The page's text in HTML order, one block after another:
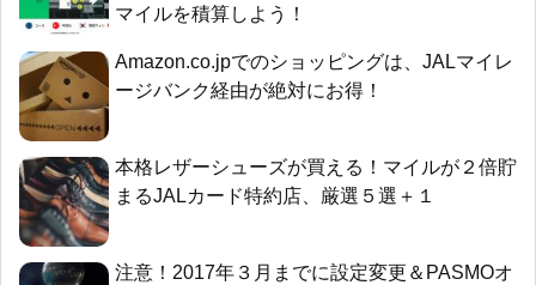
マイルを積算しよう！
Amazon.co.jpでのショッピングは、JALマイレ
ージバンク経由が絶対にお得！
本格レザーシューズが買える！マイルが２倍貯
まるJALカード特約店、厳選５選＋１
注意！2017年３月までに設定変更＆PASMOオ